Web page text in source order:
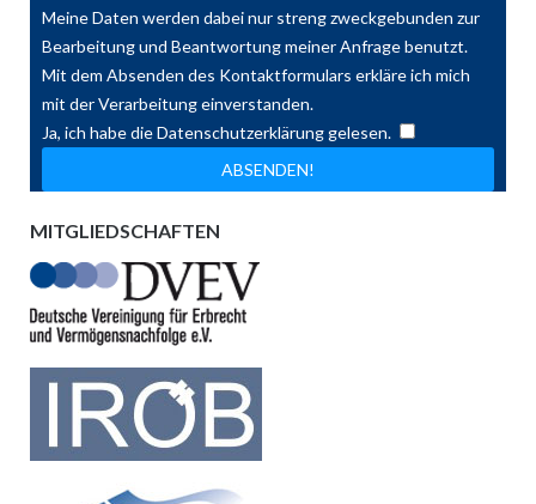
Meine Daten werden dabei nur streng zweckgebunden zur
Bearbeitung und Beantwortung meiner Anfrage benutzt.
Mit dem Absenden des Kontaktformulars erkläre ich mich
mit der Verarbeitung einverstanden.
Ja, ich habe die Datenschutzerklärung gelesen.
MITGLIEDSCHAFTEN